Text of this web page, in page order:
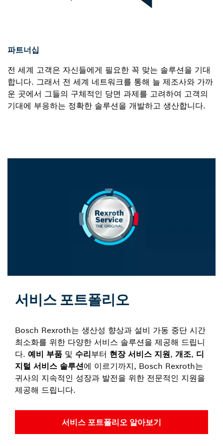
파트너십
전 세계 고객은 자신들에게 필요한 꼭 맞는 솔루션을 기대
합니다. 그래서 전 세계 네트워크를 통해 늘 제조사와 가까
운 곳에서 그들의 구체적인 당면 과제를 고려하여 고객의
기대에 부응하는 정확한 솔루션을 개발하고 생산합니다.
서비스 포트폴리오
Bosch Rexroth는 생산성 향상과 설비 가동 중단 시간
최소화를 위한 다양한 서비스 솔루션을 제공해 드립니
다. 예비 부품 및 수리부터 현장 서비스 지원, 개조, 디
지털 서비스 솔루션에 이르기까지, Bosch Rexroth는
귀사의 지속적인 성장과 발전을 위한 전문적인 지원을
제공해 드립니다.
서비스 포트폴리오 알아보기